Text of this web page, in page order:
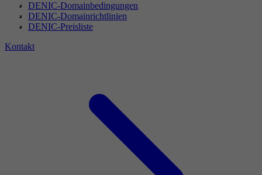
DENIC-Domainbedingungen
DENIC-Domainrichtlinien
DENIC-Preisliste
Kontakt